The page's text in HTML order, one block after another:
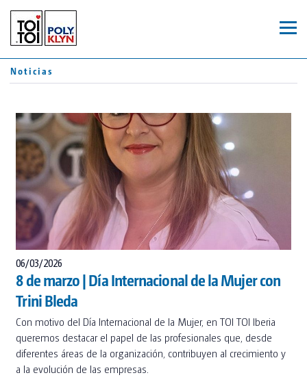
CA
ES
FR
ASEOS
WC MÓVILES
TOI® ROCKY
TOI® ROCKY DUO
TOI® GREEN
TOI® HYGIENE+
TOI® WATER UP
TOI® WATER
TOI® FRESH
TOI® PEOPLE
TOI® MINI
MÓDULOS
REMOLQUES
JOHN PRIVY
SERVICIOS
CONTROL DE PLAGAS
DESINFECCIÓN E HIGIENIZACIÓN
EMPRESA
TOI TOI® SANITARIOS LOS PIRINEOS
CART
Noticias
06/03/2026
8 de marzo | Día Internacional de la Mujer con
Trini Bleda
Con motivo del Día Internacional de la Mujer, en TOI TOI Iberia
queremos destacar el papel de las profesionales que, desde
diferentes áreas de la organización, contribuyen al crecimiento y
a la evolución de las empresas.